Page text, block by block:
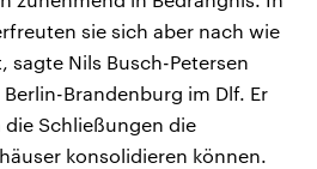
sie sich aber nach wie
sagte Nils Busch-Petersen
Brandenburg im Dlf. Er
Schließungen die
konsolidieren können.